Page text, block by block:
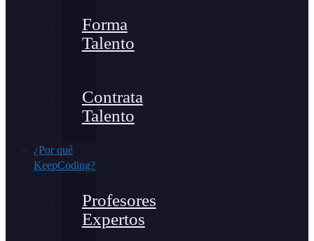
Forma
Talento
Contrata
Talento
¿Por qué
KeepCoding?
Profesores
Expertos